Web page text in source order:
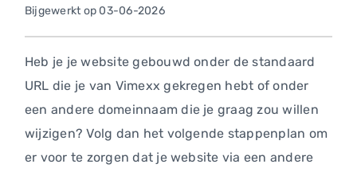
Bijgewerkt op 03-06-2026
Heb je je website gebouwd onder de standaard
URL die je van Vimexx gekregen hebt of onder
een andere domeinnaam die je graag zou willen
wijzigen? Volg dan het volgende stappenplan om
er voor te zorgen dat je website via een andere